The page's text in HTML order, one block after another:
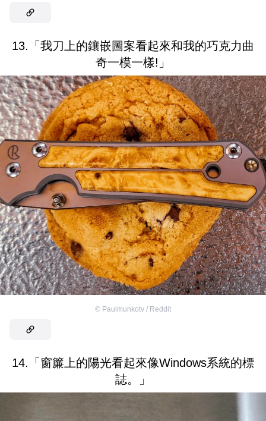
13.「我刀上的鑲嵌圖案看起來和我的巧克力曲
奇一模一樣!」
© Paulmunkotv / Reddit
14.「窗簾上的陽光看起來像Windows系統的標
誌。」